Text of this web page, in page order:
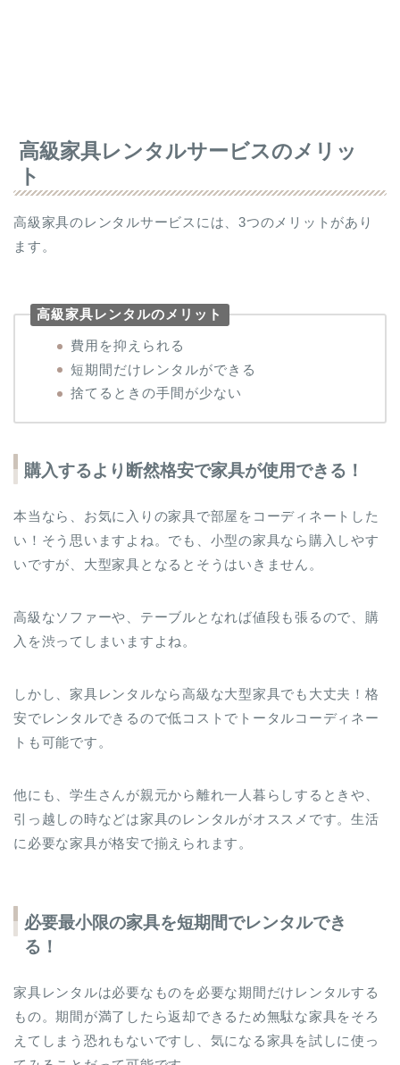
高級家具レンタルサービスのメリッ
ト
高級家具のレンタルサービスには、3つのメリットがあり
ます。
高級家具レンタルのメリット
費用を抑えられる
短期間だけレンタルができる
捨てるときの手間が少ない
購入するより断然格安で家具が使用できる！
本当なら、お気に入りの家具で部屋をコーディネートした
い！そう思いますよね。でも、小型の家具なら購入しやす
いですが、大型家具となるとそうはいきません。
高級なソファーや、テーブルとなれば値段も張るので、購
入を渋ってしまいますよね。
しかし、家具レンタルなら高級な大型家具でも大丈夫！格
安でレンタルできるので低コストでトータルコーディネー
トも可能です。
他にも、学生さんが親元から離れ一人暮らしするときや、
引っ越しの時などは家具のレンタルがオススメです。生活
に必要な家具が格安で揃えられます。
必要最小限の家具を短期間でレンタルでき
る！
家具レンタルは必要なものを必要な期間だけレンタルする
もの。期間が満了したら返却できるため無駄な家具をそろ
えてしまう恐れもないですし、気になる家具を試しに使っ